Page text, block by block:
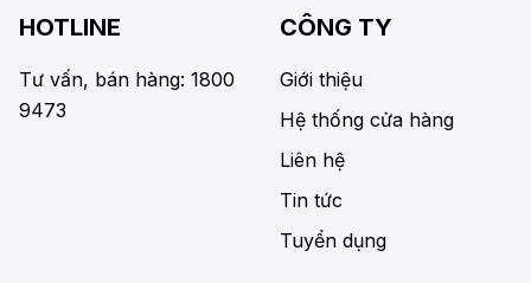
HOTLINE
Tư vấn, bán hàng: 1800
9473
CÔNG TY
Giới thiệu
Hệ thống cửa hàng
Liên hệ
Tin tức
Tuyển dụng